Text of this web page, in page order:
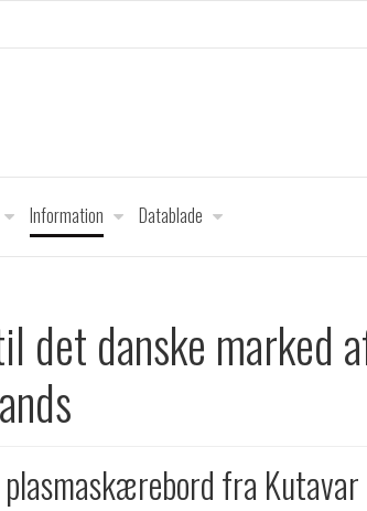
Information Datablade
det danske marked
fra Kutavar